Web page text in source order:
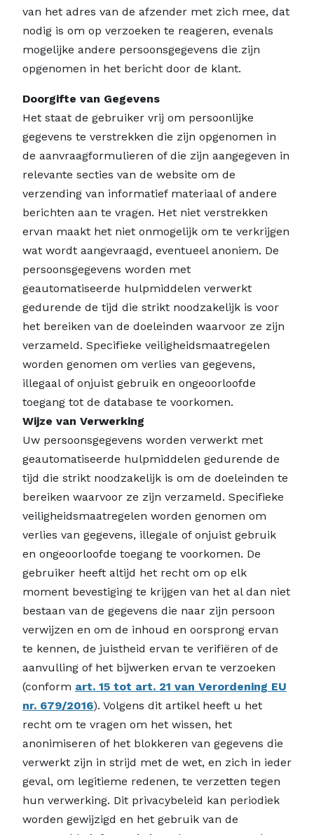
van het adres van de afzender met zich mee, dat
nodig is om op verzoeken te reageren, evenals
mogelijke andere persoonsgegevens die zijn
opgenomen in het bericht door de klant.
Doorgifte van Gegevens
Het staat de gebruiker vrij om persoonlijke
gegevens te verstrekken die zijn opgenomen in
de aanvraagformulieren of die zijn aangegeven in
relevante secties van de website om de
verzending van informatief materiaal of andere
berichten aan te vragen. Het niet verstrekken
ervan maakt het niet onmogelijk om te verkrijgen
wat wordt aangevraagd, eventueel anoniem. De
persoonsgegevens worden met
geautomatiseerde hulpmiddelen verwerkt
gedurende de tijd die strikt noodzakelijk is voor
het bereiken van de doeleinden waarvoor ze zijn
verzameld. Specifieke veiligheidsmaatregelen
worden genomen om verlies van gegevens,
illegaal of onjuist gebruik en ongeoorloofde
toegang tot de database te voorkomen.
Wijze van Verwerking
Uw persoonsgegevens worden verwerkt met
geautomatiseerde hulpmiddelen gedurende de
tijd die strikt noodzakelijk is om de doeleinden te
bereiken waarvoor ze zijn verzameld. Specifieke
veiligheidsmaatregelen worden genomen om
verlies van gegevens, illegale of onjuist gebruik
en ongeoorloofde toegang te voorkomen. De
gebruiker heeft altijd het recht om op elk
moment bevestiging te krijgen van het al dan niet
bestaan van de gegevens die naar zijn persoon
verwijzen en om de inhoud en oorsprong ervan
te kennen, de juistheid ervan te verifiëren of de
aanvulling of het bijwerken ervan te verzoeken
(conform art. 15 tot art. 21 van Verordening EU
nr. 679/2016). Volgens dit artikel heeft u het
recht om te vragen om het wissen, het
anonimiseren of het blokkeren van gegevens die
verwerkt zijn in strijd met de wet, en zich in ieder
geval, om legitieme redenen, te verzetten tegen
hun verwerking. Dit privacybeleid kan periodiek
worden gewijzigd en het gebruik van de